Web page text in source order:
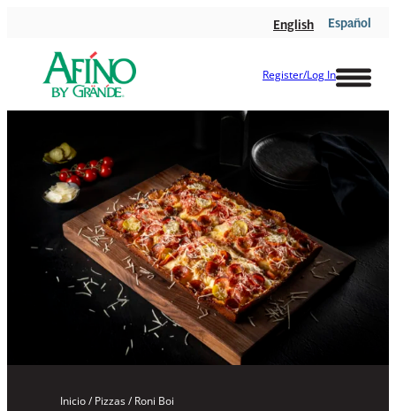
English Español
Register/Log In
Inicio/ Pizzas/ Roni Boi